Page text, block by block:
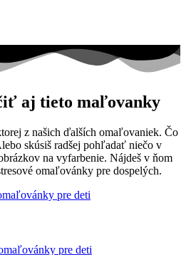
aj tieto maľovanky
z našich ďalších omaľovaniek. Čo
skúsiš radšej pohľadať niečo v
na vyfarbenie. Nájdeš v ňom
omaľovánky pre dospelých.